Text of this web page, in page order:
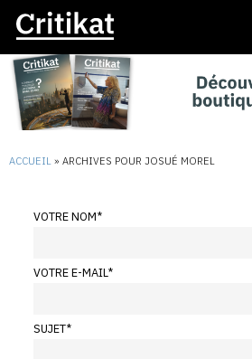
ACCUEIL » ARCHIVES POUR JOSUÉ MOREL
VOTRE NOM*
VOTRE E-MAIL*
SUJET*